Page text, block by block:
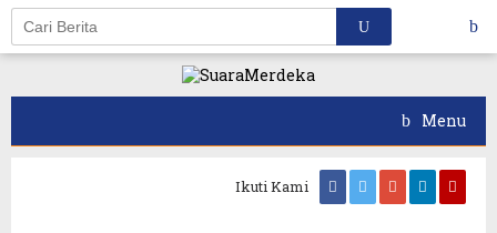
Skip
content
Menu
Ikuti Kami